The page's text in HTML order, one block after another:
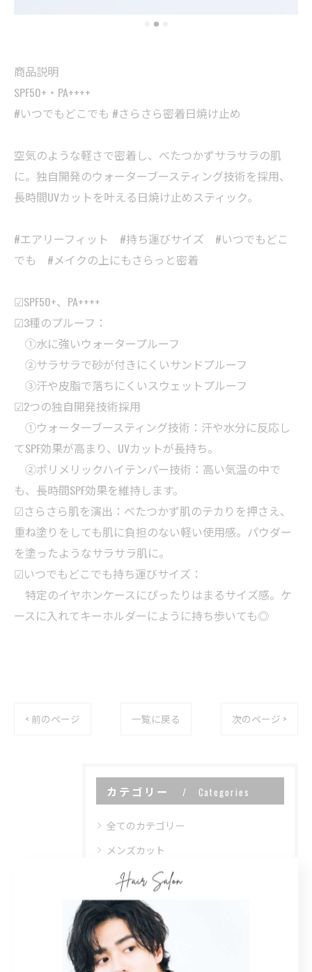
商品説明
SPF50+・PA++++
#いつでもどこでも #さらさら密着日焼け止め
空気のような軽さで密着し、べたつかずサラサラの肌
に。独自開発のウォーターブースティング技術を採用、
長時間UVカットを叶える日焼け止めスティック。
#エアリーフィット #持ち運びサイズ #いつでもどこ
でも #メイクの上にもさらっと密着
☑SPF50+、PA++++
☑3種のプルーフ：
①水に強いウォータープルーフ
②サラサラで砂が付きにくいサンドプルーフ
③汗や皮脂で落ちにくいスウェットプルーフ
☑2つの独自開発技術採用
①ウォーターブースティング技術：汗や水分に反応し
てSPF効果が高まり、UVカットが長持ち。
②ポリメリックハイテンパー技術：高い気温の中で
も、長時間SPF効果を維持します。
☑さらさら肌を演出：べたつかず肌のテカりを押さえ、
重ね塗りをしても肌に負担のない軽い使用感。パウダー
を塗ったようなサラサラ肌に。
☑いつでもどこでも持ち運びサイズ：
特定のイヤホンケースにぴったりはまるサイズ感。ケ
ースに入れてキーホルダーにように持ち歩いても◎
< 前のページ 一覧に戻る 次のページ >
カテゴリー Categories
全てのカテゴリー
メンズカット
メンズパーマ
シェービング
眉カット
育毛